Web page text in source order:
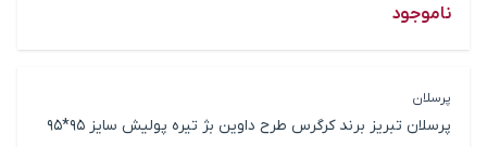
ناموجود
پرسلان
پرسلان تبریز برند کرگرس طرح داوین بژ تیره پولیش سایز 95*95